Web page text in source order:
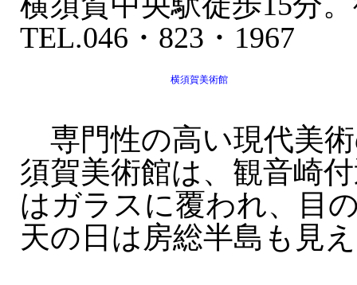
TEL.046・823・1967
横須賀美術館
専門性の高い現代美
須賀美術館は、観音崎
はガラスに覆われ、目
天の日は房総半島も見